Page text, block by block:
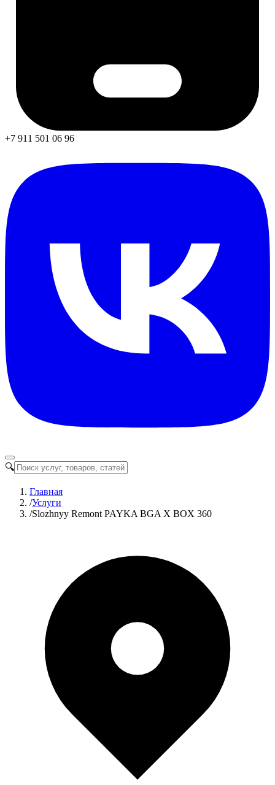
+7 911 501 06 96
🔍
Главная
/Услуги
/Slozhnyy Remont PAYKA BGA X BOX 360